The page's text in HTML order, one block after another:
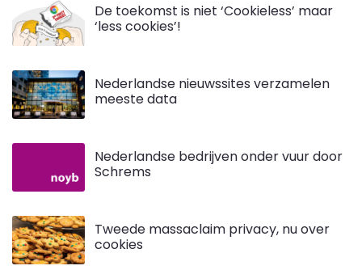
De toekomst is niet ‘Cookieless’ maar
‘less cookies’!
Nederlandse nieuwssites verzamelen
meeste data
Nederlandse bedrijven onder vuur door
Schrems
Tweede massaclaim privacy, nu over
cookies